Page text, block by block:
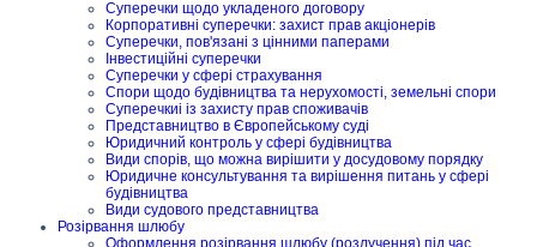
Суперечки щодо укладеного договору
Корпоративні суперечки: захист прав акціонерів
Суперечки, пов'язані з цінними паперами
Інвестиційні суперечки
Суперечки у сфері страхування
Спори щодо будівництва та нерухомості, земельні спори
Суперечкиі із захисту прав споживачів
Представництво в Європейському суді
Юридичний контроль у сфері будівництва
Види спорів, що можна вирішити у досудовому порядку
Юридичне консультування та вирішення питань у сфері
будівництва
Види судового представництва
Розірвання шлюбу
Оформлення розірвання шлюбу (розлучення) під час